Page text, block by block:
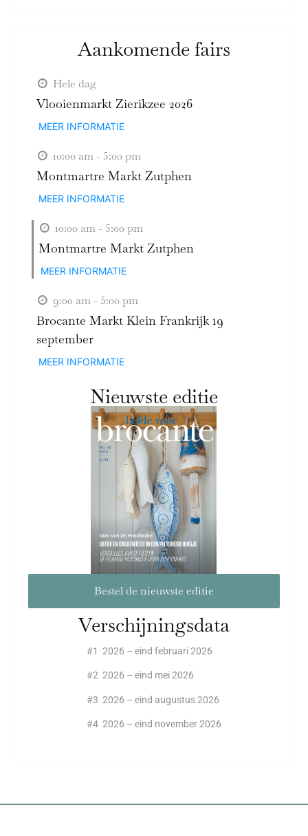
Aankomende fairs
Hele dag
Vlooienmarkt Zierikzee 2026
MEER INFORMATIE
10:00 am - 5:00 pm
Montmartre Markt Zutphen
MEER INFORMATIE
10:00 am - 5:00 pm
Montmartre Markt Zutphen
MEER INFORMATIE
9:00 am - 5:00 pm
Brocante Markt Klein Frankrijk 19
september
MEER INFORMATIE
Nieuwste editie
Bestel de nieuwste editie
Verschijningsdata
#1 2026 – eind februari 2026
#2 2026 – eind mei 2026
#3 2026 – eind augustus 2026
#4 2026 – eind november 2026